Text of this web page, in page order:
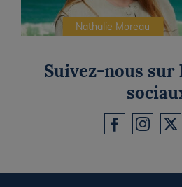
Nathalie Moreau
Suivez-nous sur